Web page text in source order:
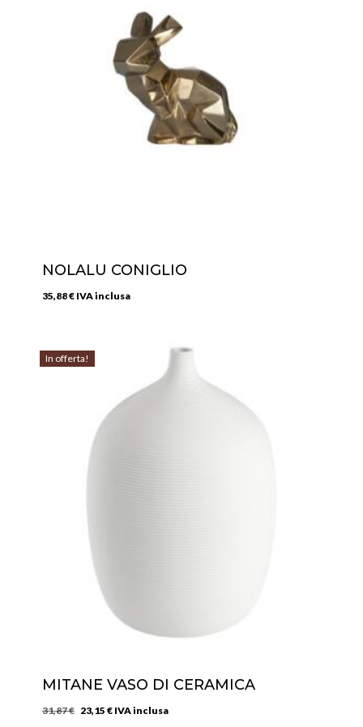
NOLALU CONIGLIO
35,88€ IVA inclusa
In offerta!
MITANE VASO DI CERAMICA
31,87€ Il
23,15 €IlIVA inclusa